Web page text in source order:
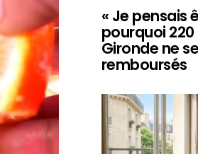
« Je pensais
pourquoi
Gironde ne
remboursés